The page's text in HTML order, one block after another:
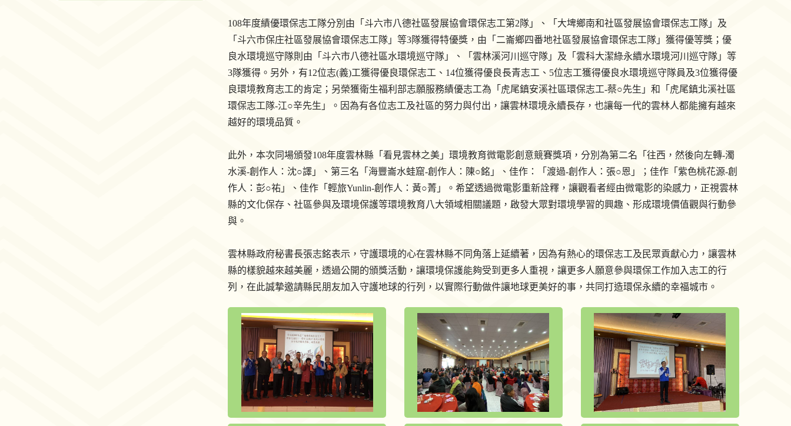
108年度績優環保志工隊分別由「斗六市八德社區發展協會環保志工第2隊」、「大埤鄉南和社區發展協會環保志工隊」及
「斗六市保庄社區發展協會環保志工隊」等3隊獲得特優獎，由「二崙鄉四番地社區發展協會環保志工隊」獲得優等獎；優
良水環境巡守隊則由「斗六市八德社區水環境巡守隊」、「雲林溪河川巡守隊」及「雲科大潔綠永續水環境河川巡守隊」等
3隊獲得。另外，有12位志(義)工獲得優良環保志工、14位獲得優良長青志工、5位志工獲得優良水環境巡守隊員及3位獲得優
良環境教育志工的肯定；另榮獲衛生福利部志願服務績優志工為「虎尾鎮安溪社區環保志工-蔡○先生」和「虎尾鎮北溪社區
環保志工隊-江○辛先生」。因為有各位志工及社區的努力與付出，讓雲林環境永續長存，也讓每一代的雲林人都能擁有越來
越好的環境品質。
此外，本次同場頒發108年度雲林縣「看見雲林之美」環境教育微電影創意競賽獎項，分別為第二名「往西，然後向左轉-濁
水溪-創作人：沈○譯」、第三名「海豐崙水蛙窟-創作人：陳○銘」、佳作：「渡過-創作人：張○恩」；佳作「紫色桃花源-創
作人：彭○祐」、佳作「輕旅Yunlin-創作人：黃○菁」。希望透過微電影重新詮釋，讓觀看者經由微電影的染感力，正視雲林
縣的文化保存、社區參與及環境保護等環境教育八大領域相關議題，啟發大眾對環境學習的興趣、形成環境價值觀與行動參
與。
雲林縣政府秘書長張志銘表示，守護環境的心在雲林縣不同角落上延續著，因為有熱心的環保志工及民眾貢獻心力，讓雲林
縣的樣貌越來越美麗，透過公開的頒獎活動，讓環境保護能夠受到更多人重視，讓更多人願意參與環保工作加入志工的行
列，在此誠摯邀請縣民朋友加入守護地球的行列，以實際行動做件讓地球更美好的事，共同打造環保永續的幸福城市。